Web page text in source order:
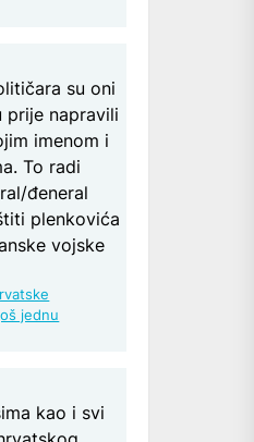
su oni
prije napravili
imenom i
To radi
đeneral
plenkovića
vojske
jednu
kao i svi